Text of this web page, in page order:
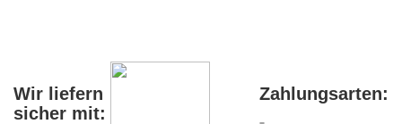
Wir liefern
sicher mit:
Zahlungsarten: